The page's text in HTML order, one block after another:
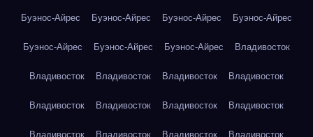
Буэнос-Айрес Буэнос-Айрес Буэнос-Айрес Буэнос-Айрес
Буэнос-Айрес Буэнос-Айрес Буэнос-Айрес Владивосток
Владивосток Владивосток Владивосток Владивосток
Владивосток Владивосток Владивосток Владивосток
Владивосток Владивосток Владивосток Владивосток